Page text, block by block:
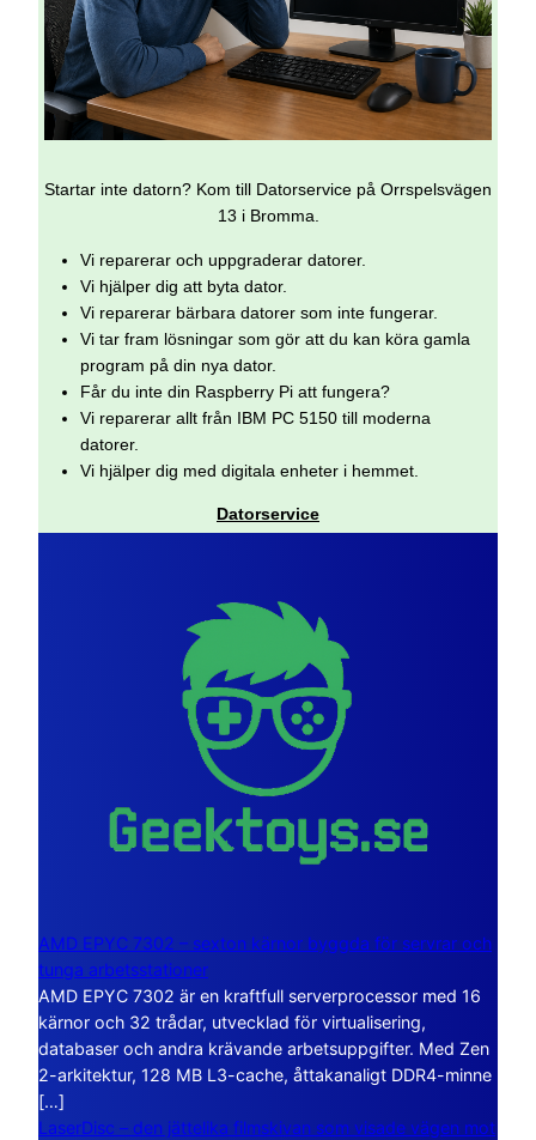
Startar inte datorn? Kom till Datorservice på Orrspelsvägen
13 i Bromma.
Vi reparerar och uppgraderar datorer.
Vi hjälper dig att byta dator.
Vi reparerar bärbara datorer som inte fungerar.
Vi tar fram lösningar som gör att du kan köra gamla
program på din nya dator.
Får du inte din Raspberry Pi att fungera?
Vi reparerar allt från IBM PC 5150 till moderna
datorer.
Vi hjälper dig med digitala enheter i hemmet.
Datorservice
AMD EPYC 7302 – sexton kärnor byggda för servrar och
tunga arbetsstationer
AMD EPYC 7302 är en kraftfull serverprocessor med 16
kärnor och 32 trådar, utvecklad för virtualisering,
databaser och andra krävande arbetsuppgifter. Med Zen
2-arkitektur, 128 MB L3-cache, åttakanaligt DDR4-minne
[…]
LaserDisc – den jättelika filmskivan som visade vägen mot